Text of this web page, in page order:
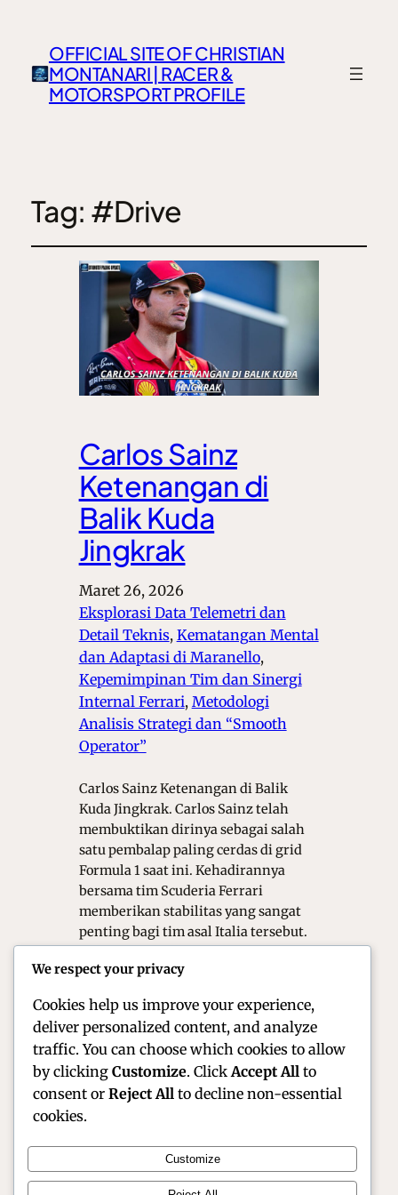
OFFICIAL SITE OF CHRISTIAN
MONTANARI | RACER &
MOTORSPORT PROFILE
Tag: #Drive
Carlos Sainz
Ketenangan di
Balik Kuda
Jingkrak
Maret 26, 2026
Eksplorasi Data Telemetri dan
Detail Teknis, Kematangan Mental
dan Adaptasi di Maranello ,
Kepemimpinan Tim dan Sinergi
Internal Ferrari, Metodologi
Analisis Strategi dan “Smooth
Operator”
Carlos Sainz Ketenangan di Balik
Kuda Jingkrak. Carlos Sainz telah
membuktikan dirinya sebagai salah
satu pembalap paling cerdas di grid
Formula 1 saat ini. Kehadirannya
bersama tim Scuderia Ferrari
memberikan stabilitas yang sangat
penting bagi tim asal Italia tersebut.
sangat luar biasa sekali bahkan dalam
We respect your privacy
Cookies help us improve your experience,
deliver personalized content, and analyze
traffic. You can choose which cookies to allow
by clicking Customize. Click Accept All to
consent or Reject All to decline non-essential
cookies.
Customize